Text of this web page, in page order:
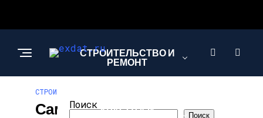
СТРОИТЕЛЬСТВО И
РЕМОНТ
КРАСОТА И
СТРОИТЕЛЬСТВО И РЕМОНТ
Самые
Поиск
Поиск